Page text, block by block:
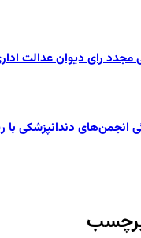
مجدد رای دیوان عدالت
انجمن‌های دندانپزشکی